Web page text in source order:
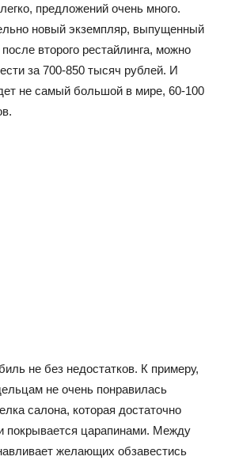
предложений очень много.
новый экземпляр, выпущенный
второго рестайлинга, можно
за 700-850 тысяч рублей. И
не самый большой в мире, 60-100
не без недостатков. К примеру,
не очень понравилась
салона, которая достаточно
покрывается царапинами. Между
желающих обзавестись